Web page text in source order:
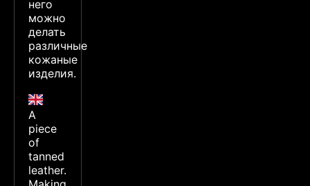
него
можно
делать
различные
кожаные
изделия.
A
piece
of
tanned
leather.